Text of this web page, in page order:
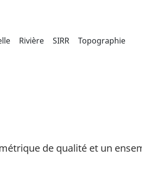
Rivière SIRR
Topographie
de qualité et un